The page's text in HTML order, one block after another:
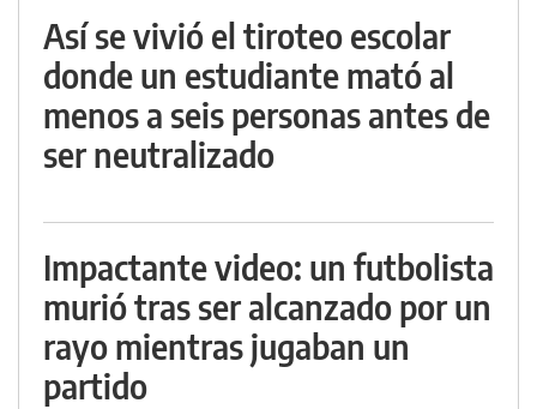
Así se vivió el tiroteo escolar
donde un estudiante mató al
menos a seis personas antes de
ser neutralizado
Impactante video: un futbolista
murió tras ser alcanzado por un
rayo mientras jugaban un
partido